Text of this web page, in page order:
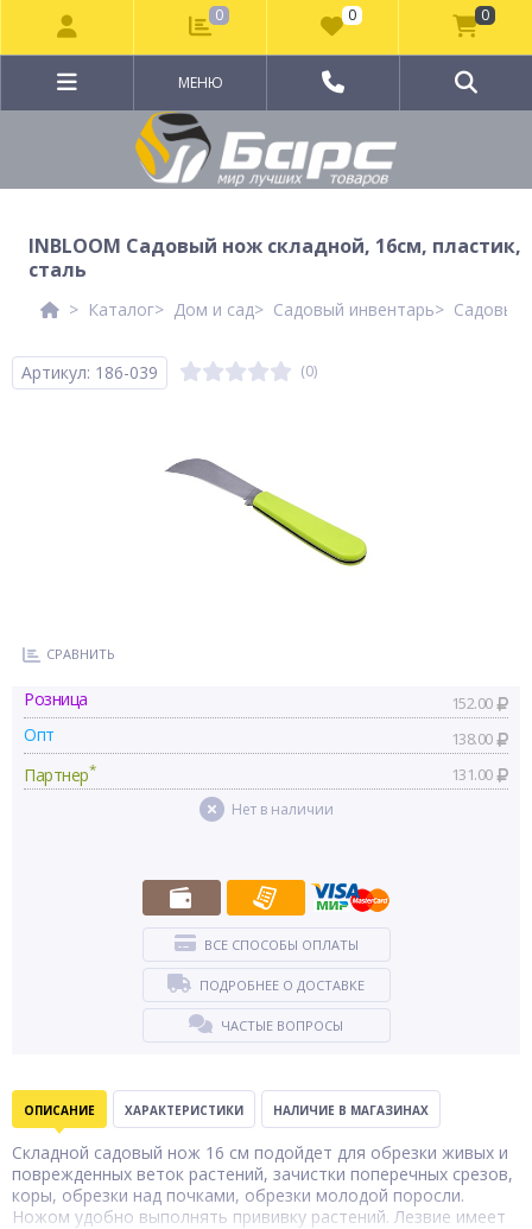
МЕНЮ
INBLOOM Садовый нож складной, 16см, пластик,
сталь
Каталог Дом и сад Садовый инвентарь Садовый
Артикул: 186-039 (0)
СРАВНИТЬ
Розница 152.00
Опт 138.00
Партнер* 131.00
Нет в наличии
ВСЕ СПОСОБЫ ОПЛАТЫ
ПОДРОБНЕЕ О ДОСТАВКЕ
ЧАСТЫЕ ВОПРОСЫ
ОПИСАНИЕ ХАРАКТЕРИСТИКИ НАЛИЧИЕ В МАГАЗИНАХ
Складной садовый нож 16 см подойдет для обрезки живых и
поврежденных веток растений, зачистки поперечных срезов,
коры, обрезки над почками, обрезки молодой поросли.
Ножом удобно выполнять прививку растений. Лезвие имеет
0 0 0